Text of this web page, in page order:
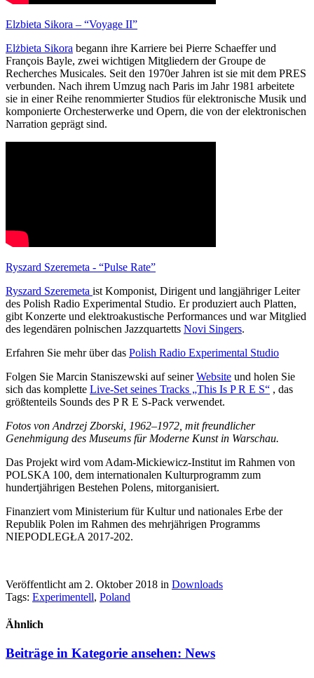
Elzbieta Sikora – “Voyage II”
Elżbieta Sikora begann ihre Karriere bei Pierre Schaeffer und
François Bayle, zwei wichtigen Mitgliedern der Groupe de
Recherches Musicales. Seit den 1970er Jahren ist sie mit dem PRES
verbunden. Nach ihrem Umzug nach Paris im Jahr 1981 arbeitete
sie in einer Reihe renommierter Studios für elektronische Musik und
komponierte Orchesterwerke und Opern, die von der elektronischen
Narration geprägt sind.
Ryszard Szeremeta - “Pulse Rate”
Ryszard Szeremeta ist Komponist, Dirigent und langjähriger Leiter
des Polish Radio Experimental Studio. Er produziert auch Platten,
gibt Konzerte und elektroakustische Performances und war Mitglied
des legendären polnischen Jazzquartetts Novi Singers.
Erfahren Sie mehr über das Polish Radio Experimental Studio
Folgen Sie Marcin Staniszewski auf seinerWebsite und holen Sie
sich das komplette Live-Set seines Tracks „This Is P R E S“ , das
größtenteils Sounds des P R E S-Pack verwendet.
Fotos von Andrzej Zborski, 1962–1972, mit freundlicher
Genehmigung des Museums für Moderne Kunst in Warschau.
Das Projekt wird vom Adam-Mickiewicz-Institut im Rahmen von
POLSKA 100, dem internationalen Kulturprogramm zum
hundertjährigen Bestehen Polens, mitorganisiert.
Finanziert vom Ministerium für Kultur und nationales Erbe der
Republik Polen im Rahmen des mehrjährigen Programms
NIEPODLEGŁA 2017-202.
Veröffentlicht am 2. Oktober 2018 in Downloads
Tags: Experimentell, Poland
Ähnlich
Beiträge in Kategorie ansehen: News